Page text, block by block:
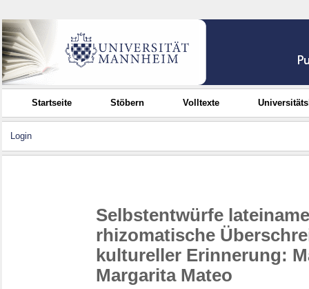
Startseite Stöbern Volltexte
Login
Selbstentwürfe
rhizomatische
kultureller Erinnerung:
Margarita Mateo